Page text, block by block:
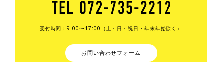
受付時間：9:00〜17:00（土・日・祝日・年末年始除く）
お問い合わせフォーム